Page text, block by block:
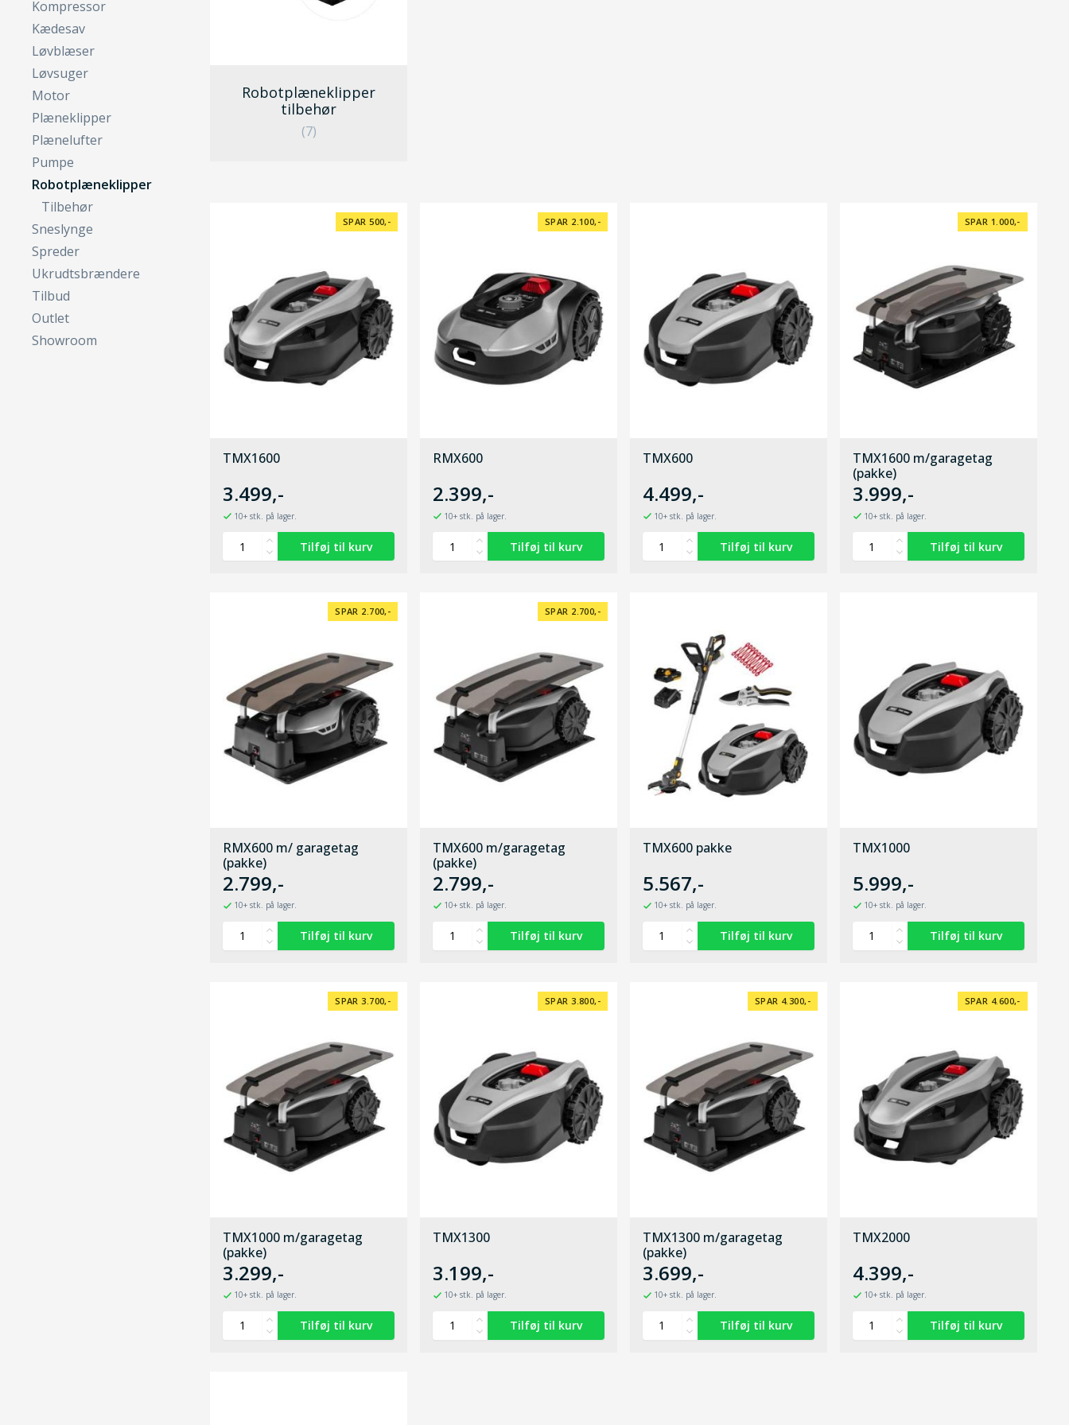
Kompressor
Kædesav
Løvblæser
Løvsuger
Motor
Plæneklipper
Plænelufter
Pumpe
Robotplæneklipper
Tilbehør
Sneslynge
Spreder
Ukrudtsbrændere
Tilbud
Outlet
Showroom
Robotplæneklipper
tilbehør
(7)
SPAR 500,-
TMX1600
3.499,-
10+ stk. på lager.
SPAR 2.100,-
RMX600
2.399,-
10+ stk. på lager.
TMX600
4.499,-
10+ stk. på lager.
SPAR 1.000,-
TMX1600 m/garagetag
(pakke)
3.999,-
10+ stk. på lager.
SPAR 2.700,-
RMX600 m/ garagetag
(pakke)
2.799,-
10+ stk. på lager.
SPAR 2.700,-
TMX600 m/garagetag
(pakke)
2.799,-
10+ stk. på lager.
TMX600 pakke
5.567,-
10+ stk. på lager.
TMX1000
5.999,-
10+ stk. på lager.
SPAR 3.700,-
TMX1000 m/garagetag
(pakke)
3.299,-
10+ stk. på lager.
SPAR 3.800,-
TMX1300
3.199,-
10+ stk. på lager.
SPAR 4.300,-
TMX1300 m/garagetag
(pakke)
3.699,-
10+ stk. på lager.
SPAR 4.600,-
TMX2000
4.399,-
10+ stk. på lager.